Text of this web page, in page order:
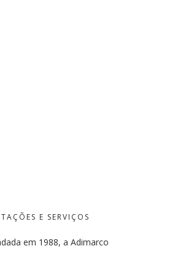
E SERVIÇOS
em 1988, a Adimarco